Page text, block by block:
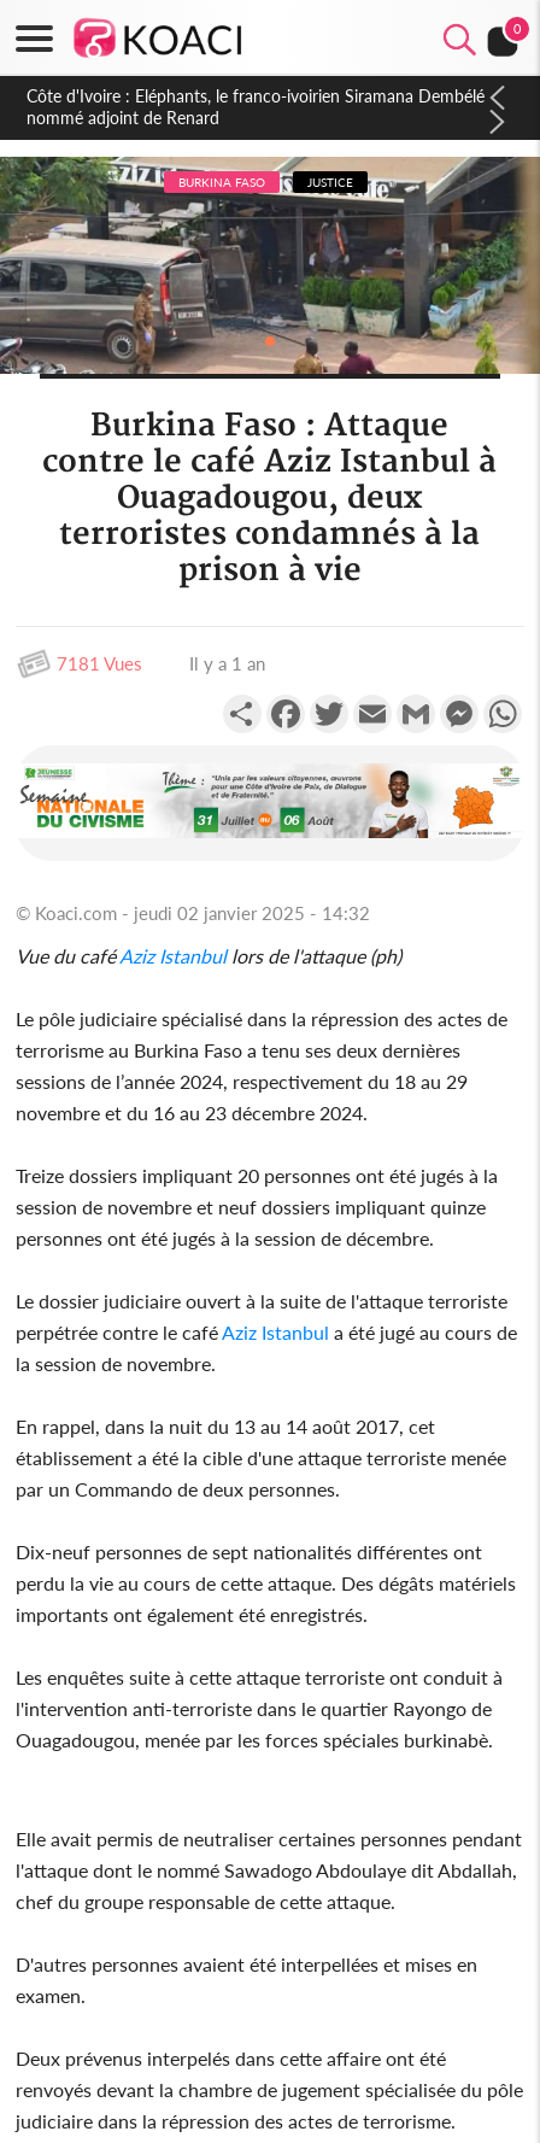
0
Cameroun : 5 combattants séparatistes neutralisés, le Mindef
dément les rumeurs d'exactions des civils
BURKINA FASO JUSTICE
Burkina Faso : Attaque
contre le café Aziz Istanbul à
Ouagadougou, deux
terroristes condamnés à la
prison à vie
7181 Vues Il y a 1 an
PartagerFacebookTwitterEmail Gmail
© Koaci.com - jeudi 02 janvier 2025 - 14:32
Vue du caféAziz Istanbullors de l'attaque (ph)
Le pôle judiciaire spécialisé dans la répression des actes de
terrorisme au Burkina Faso a tenu ses deux dernières
sessions de l’année 2024, respectivement du 18 au 29
novembre et du 16 au 23 décembre 2024.
Treize dossiers impliquant 20 personnes ont été jugés à la
session de novembre et neuf dossiers impliquant quinze
personnes ont été jugés à la session de décembre.
Le dossier judiciaire ouvert à la suite de l'attaque terroriste
perpétrée contre le caféAziz Istanbul a été jugé au cours de
la session de novembre.
En rappel, dans la nuit du 13 au 14 août 2017, cet
établissement a été la cible d'une attaque terroriste menée
par un Commando de deux personnes.
Dix-neuf personnes de sept nationalités différentes ont
perdu la vie au cours de cette attaque. Des dégâts matériels
importants ont également été enregistrés.
Les enquêtes suite à cette attaque terroriste ont conduit à
l'intervention anti-terroriste dans le quartier Rayongo de
Ouagadougou, menée par les forces spéciales burkinabè.
Elle avait permis de neutraliser certaines personnes pendant
l'attaque dont le nommé Sawadogo Abdoulaye dit Abdallah,
chef du groupe responsable de cette attaque.
D'autres personnes avaient été interpellées et mises en
examen.
Deux prévenus interpelés dans cette affaire ont été
renvoyés devant la chambre de jugement spécialisée du pôle
judiciaire dans la répression des actes de terrorisme.